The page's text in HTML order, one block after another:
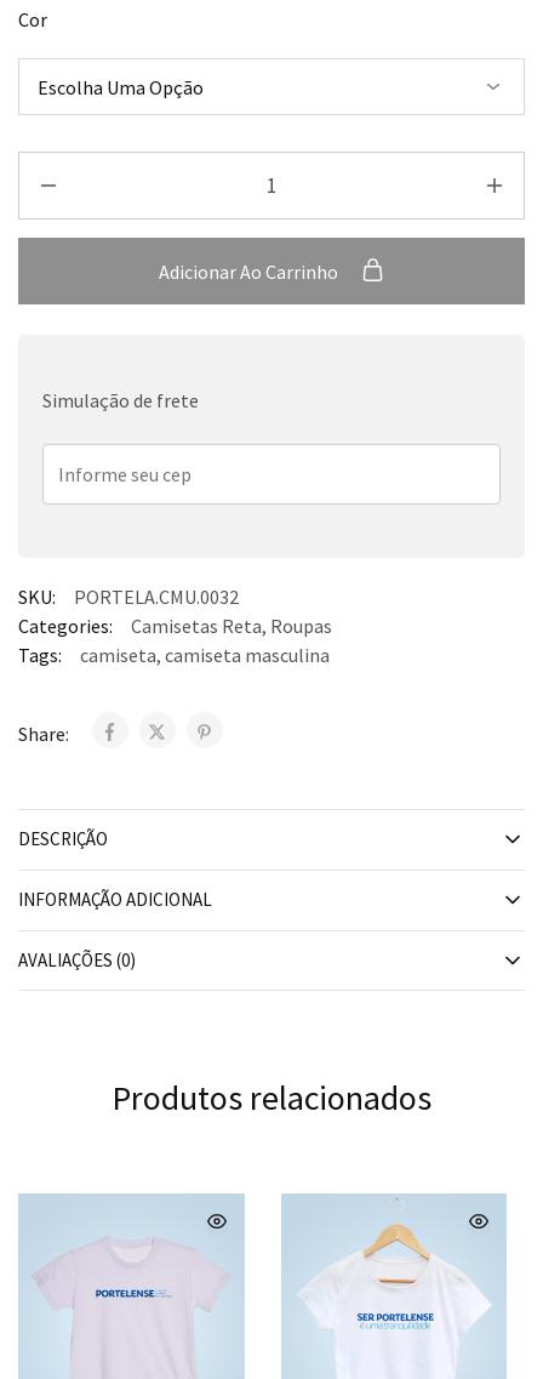
Cor
Adicionar Ao Carrinho
Simulação de frete
SKU:
PORTELA.CMU.0032
Categories:
Camisetas Reta, Roupas
Tags:
camiseta, camiseta masculina
Share:
DESCRIÇÃO
INFORMAÇÃO ADICIONAL
AVALIAÇÕES (0)
Produtos relacionados